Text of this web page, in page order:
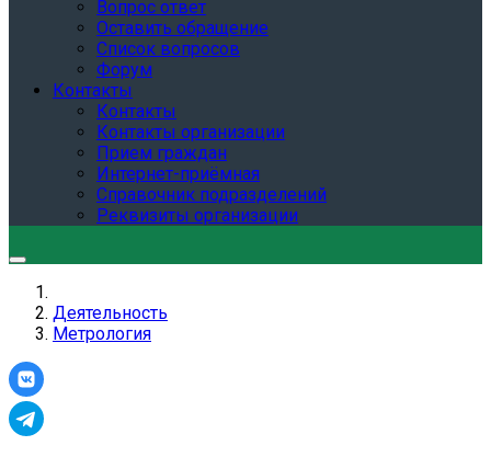
Вопрос ответ
Оставить обращение
Список вопросов
Форум
Контакты
Контакты
Контакты организации
Прием граждан
Интернет-приёмная
Справочник подразделений
Реквизиты организации
Деятельность
Метрология